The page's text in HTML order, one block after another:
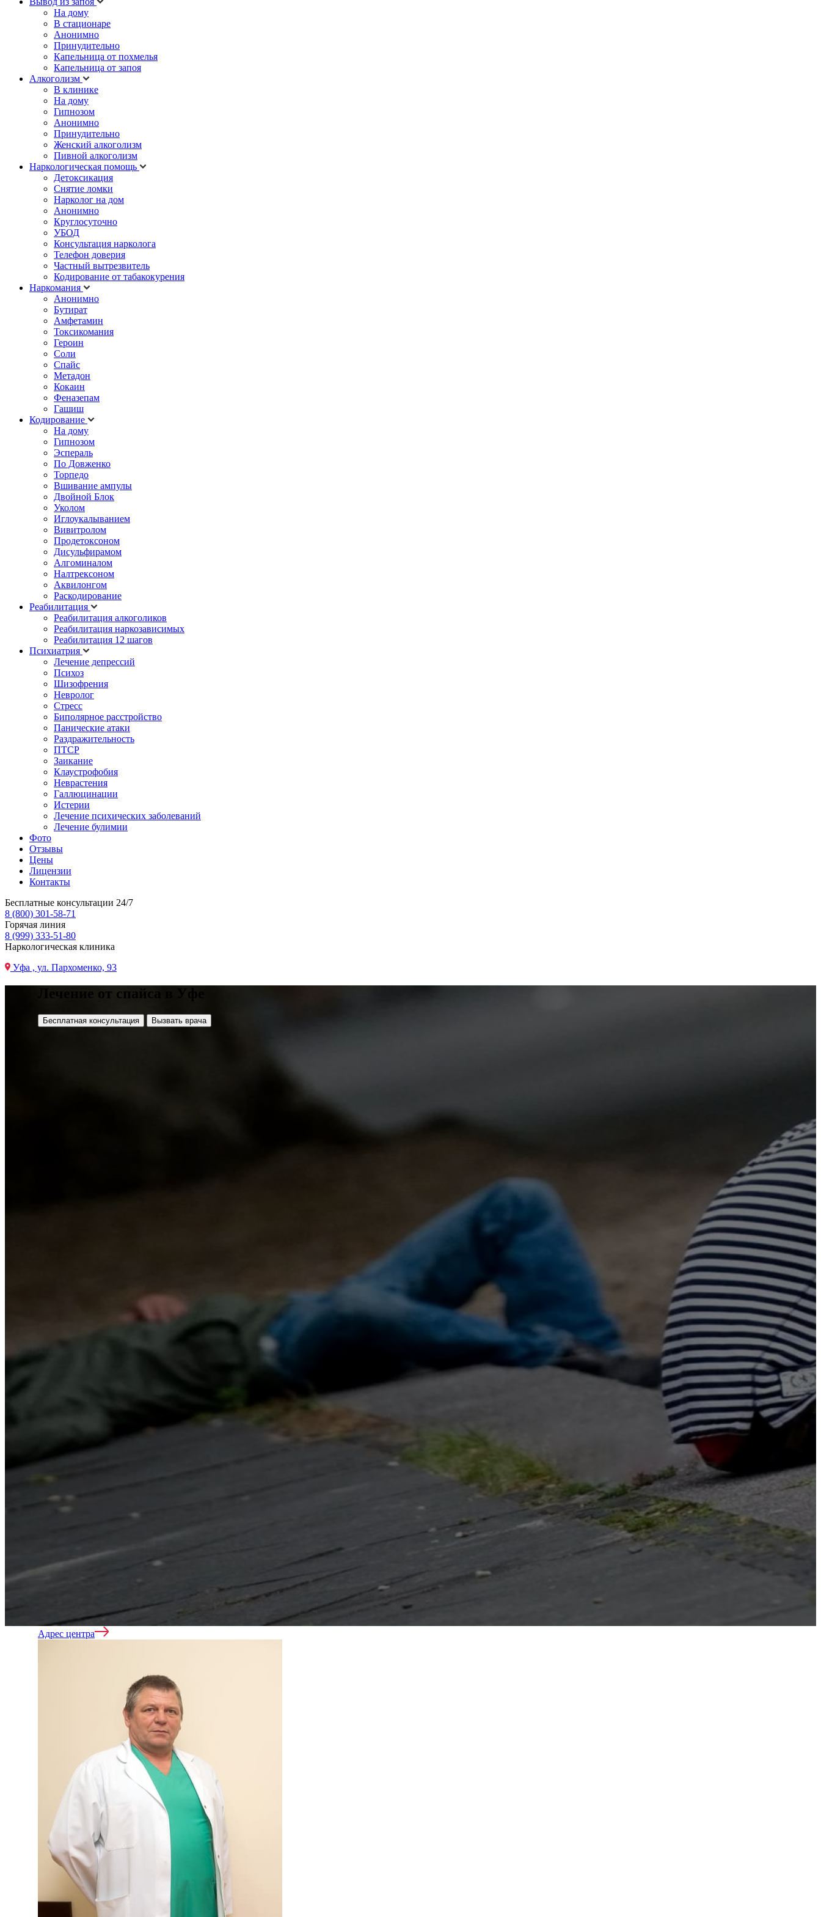
На дому
В стационаре
Анонимно
Принудительно
Капельница от похмелья
Капельница от запоя
Алкоголизм
В клинике
На дому
Гипнозом
Анонимно
Принудительно
Женский алкоголизм
Пивной алкоголизм
Наркологическая помощь
Детоксикация
Снятие ломки
Нарколог на дом
Анонимно
Круглосуточно
УБОД
Консультация нарколога
Телефон доверия
Частный вытрезвитель
Кодирование от табакокурения
Наркомания
Анонимно
Бутират
Амфетамин
Токсикомания
Героин
Соли
Спайс
Метадон
Кокаин
Феназепам
Гашиш
Кодирование
На дому
Гипнозом
Эспераль
По Довженко
Торпедо
Вшивание ампулы
Двойной Блок
Уколом
Иглоукалыванием
Вивитролом
Продетоксоном
Дисульфирамом
Алгоминалом
Налтрексоном
Аквилонгом
Раскодирование
Реабилитация
Реабилитация алкоголиков
Реабилитация наркозависимых
Реабилитация 12 шагов
Психиатрия
Лечение депрессий
Психоз
Шизофрения
Невролог
Стресс
Биполярное расстройство
Панические атаки
Раздражительность
ПТСР
Заикание
Клаустрофобия
Неврастения
Галлюцинации
Истерии
Лечение психических заболеваний
Лечение булимии
Фото
Отзывы
Цены
Лицензии
Контакты
Бесплатные консультации 24/7
8 (800) 301-58-71
Горячая линия
8 (999) 333-51-80
Наркологическая клиника
Уфа , ул. Пархоменко, 93
Лечение от спайса в Уфе
Бесплатная консультация Вызвать врача
Реабилитация
Адрес центра